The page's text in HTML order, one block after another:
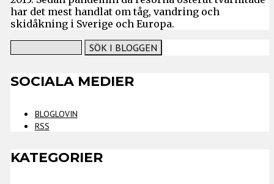
har det mest handlat om tåg, vandring och
skidåkning i Sverige och Europa.
SOCIALA MEDIER
BLOGLOVIN
RSS
KATEGORIER